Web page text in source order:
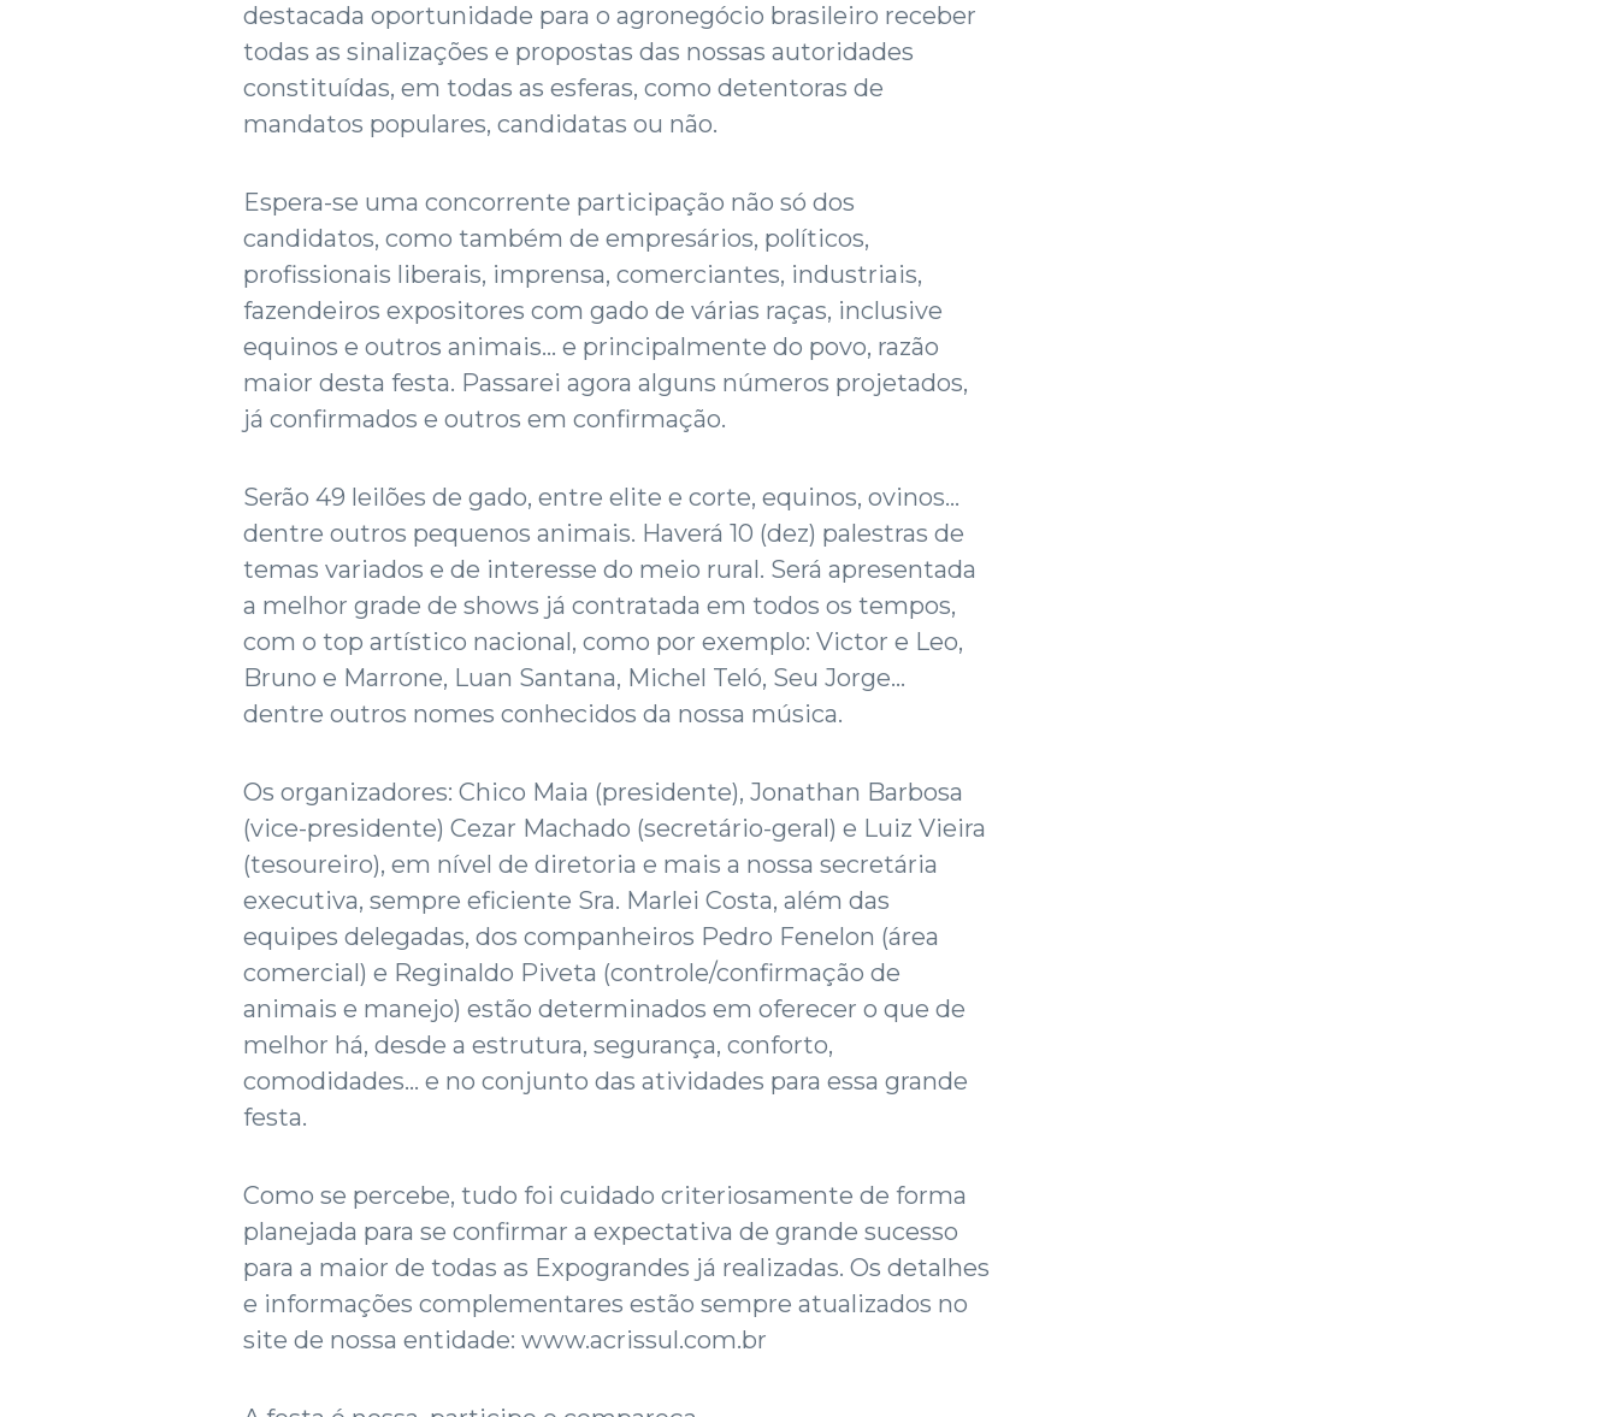
destacada oportunidade para o agronegócio brasileiro receber
todas as sinalizações e propostas das nossas autoridades
constituídas, em todas as esferas, como detentoras de
mandatos populares, candidatas ou não.
Espera-se uma concorrente participação não só dos
candidatos, como também de empresários, políticos,
profissionais liberais, imprensa, comerciantes, industriais,
fazendeiros expositores com gado de várias raças, inclusive
equinos e outros animais... e principalmente do povo, razão
maior desta festa. Passarei agora alguns números projetados,
já confirmados e outros em confirmação.
Serão 49 leilões de gado, entre elite e corte, equinos, ovinos...
dentre outros pequenos animais. Haverá 10 (dez) palestras de
temas variados e de interesse do meio rural. Será apresentada
a melhor grade de shows já contratada em todos os tempos,
com o top artístico nacional, como por exemplo: Victor e Leo,
Bruno e Marrone, Luan Santana, Michel Teló, Seu Jorge...
dentre outros nomes conhecidos da nossa música.
Os organizadores: Chico Maia (presidente), Jonathan Barbosa
(vice-presidente) Cezar Machado (secretário-geral) e Luiz Vieira
(tesoureiro), em nível de diretoria e mais a nossa secretária
executiva, sempre eficiente Sra. Marlei Costa, além das
equipes delegadas, dos companheiros Pedro Fenelon (área
comercial) e Reginaldo Piveta (controle/confirmação de
animais e manejo) estão determinados em oferecer o que de
melhor há, desde a estrutura, segurança, conforto,
comodidades... e no conjunto das atividades para essa grande
festa.
Como se percebe, tudo foi cuidado criteriosamente de forma
planejada para se confirmar a expectativa de grande sucesso
para a maior de todas as Expograndes já realizadas. Os detalhes
e informações complementares estão sempre atualizados no
site de nossa entidade: www.acrissul.com.br